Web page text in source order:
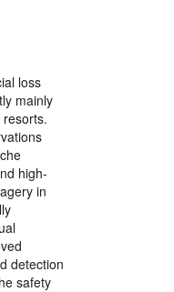
loss
mainly
high-
in
detection
safety